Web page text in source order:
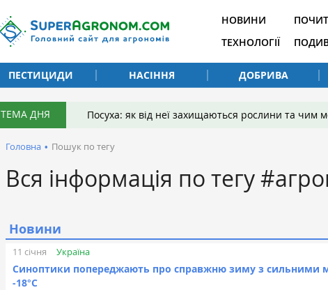
НОВИНИ
ТЕХНОЛОГІЇ
ПЕСТИЦИДИ
НАСІННЯ ДОБРИВА
ТЕМА ДНЯ Посуха: як від неї захищаються рослини та чим
Головна • Пошук по тегу
Вся інформація по тегу
Новини
11 січня Україна
Синоптики попереджають про справжню зиму з сильними
-18°С